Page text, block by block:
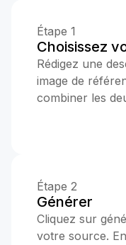
Étape 1
Choisissez
Rédigez une
image de
combiner les
Étape 2
Générer
Cliquez sur
votre source.